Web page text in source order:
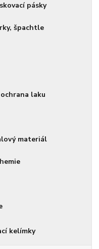
pásky
špachtle
laku
materiál
kelímky